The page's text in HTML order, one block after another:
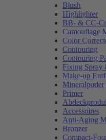
Blush
Highlighter
BB- & CC-
Camouflage
Color
Contouring
Contouring
Fixing Spray
Make-up
Mineralpuder
Primer
Accessoires
Anti-Aging
Bronzer
Compact-